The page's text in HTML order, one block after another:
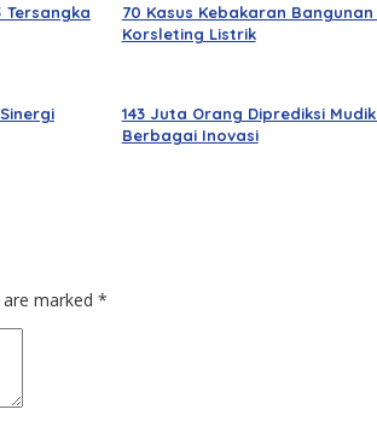
Tersangka
70 Kasus Kebakaran
Korsleting Listrik
143 Juta Orang Diprediksi
Berbagai Inovasi
marked *